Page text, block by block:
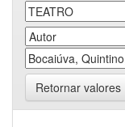
Retornar valores